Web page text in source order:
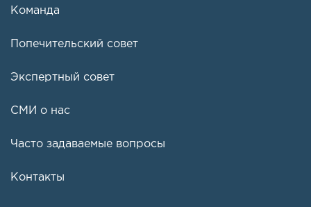
Команда
Попечительский совет
Экспертный совет
СМИ о нас
Часто задаваемые вопросы
Контакты